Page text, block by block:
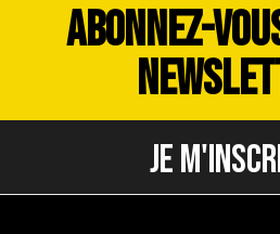
ABONNEZ-
JE